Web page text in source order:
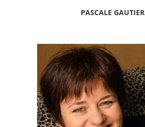
PASCALE GAUTIER